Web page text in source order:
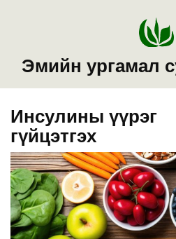
Эмийн ургамал
Инсулины үүрэг
гүйцэтгэх